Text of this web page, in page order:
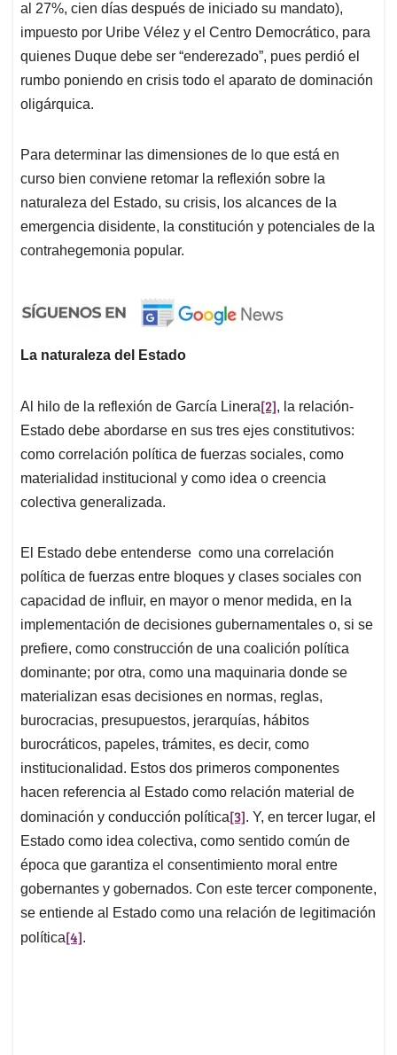
al 27%, cien días después de iniciado su mandato),
impuesto por Uribe Vélez y el Centro Democrático, para
quienes Duque debe ser “enderezado”, pues perdió el
rumbo poniendo en crisis todo el aparato de dominación
oligárquica.
Para determinar las dimensiones de lo que está en
curso bien conviene retomar la reflexión sobre la
naturaleza del Estado, su crisis, los alcances de la
emergencia disidente, la constitución y potenciales de la
contrahegemonia popular.
La naturaleza del Estado
Al hilo de la reflexión de García Linera[2], la relación-
Estado debe abordarse en sus tres ejes constitutivos:
como correlación política de fuerzas sociales, como
materialidad institucional y como idea o creencia
colectiva generalizada.
El Estado debe entenderse como una correlación
política de fuerzas entre bloques y clases sociales con
capacidad de influir, en mayor o menor medida, en la
implementación de decisiones gubernamentales o, si se
prefiere, como construcción de una coalición política
dominante; por otra, como una maquinaria donde se
materializan esas decisiones en normas, reglas,
burocracias, presupuestos, jerarquías, hábitos
burocráticos, papeles, trámites, es decir, como
institucionalidad. Estos dos primeros componentes
hacen referencia al Estado como relación material de
dominación y conducción política[3]. Y, en tercer lugar, el
Estado como idea colectiva, como sentido común de
época que garantiza el consentimiento moral entre
gobernantes y gobernados. Con este tercer componente,
se entiende al Estado como una relación de legitimación
política[4].